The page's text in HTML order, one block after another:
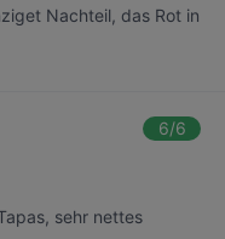
Nachteil, das Rot in
6/6
sehr nettes